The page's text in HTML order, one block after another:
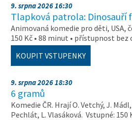
9. srpna 2026 16:30
Tlapková patrola: Dinosauří
Animovaná komedie pro děti, USA,
150 Kč • 88 minut • přístupnost
KOUPIT VSTUPENKY
9. srpna 2026 18:30
6 gramů
Komedie ČR. Hrají O. Vetchý, J.
Pechlát, L. Vlasáková. Vstupné: 150